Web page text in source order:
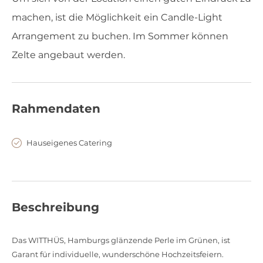
machen, ist die Möglichkeit ein Candle-Light
Arrangement zu buchen. Im Sommer können
Zelte angebaut werden.
Rahmendaten
Hauseigenes Catering
Beschreibung
Das WITTHÜS, Hamburgs glänzende Perle im Grünen, ist
Garant für individuelle, wunderschöne Hochzeitsfeiern.